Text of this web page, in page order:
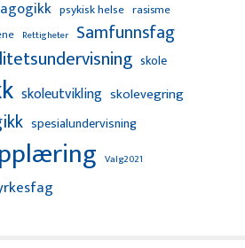
psykisk helse rasisme
Rettigheter Samfunnsfag
skole
skoleutvikling skolevegring
spesialundervisning
Valg2021